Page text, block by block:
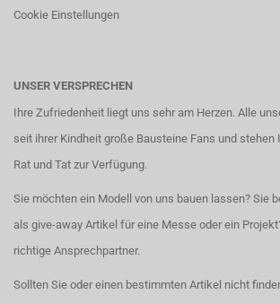
Cookie Einstellungen
UNSER VERSPRECHEN
Ihre Zufriedenheit liegt uns sehr am Herzen. Alle
seit ihrer Kindheit große Bausteine Fans und stehen
Rat und Tat zur Verfügung.
Sie möchten ein Modell von uns bauen lassen? Sie
als give-away Artikel für eine Messe oder ein
richtige Ansprechpartner.
Sollten Sie oder einen bestimmten Artikel nicht